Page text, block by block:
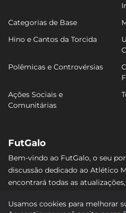
Categorias de Base
Hino e Cantos da Torcida
Polêmicas e Controvérsias
Ações Sociais e
Comunitárias
FutGalo
Bem-vindo ao FutGalo, o seu
discussão dedicado ao Atlético
encontrará todas as
e junte-se à comunidade
Usamos cookies para melhorar